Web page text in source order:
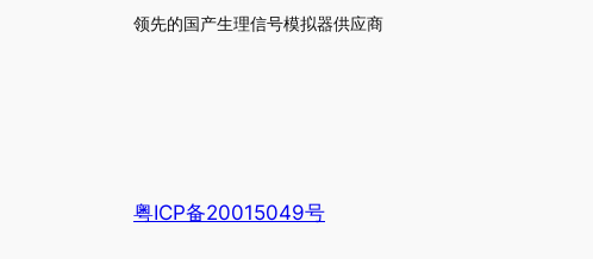
领先的国产生理信号模拟器供应商
粤ICP备20015049号